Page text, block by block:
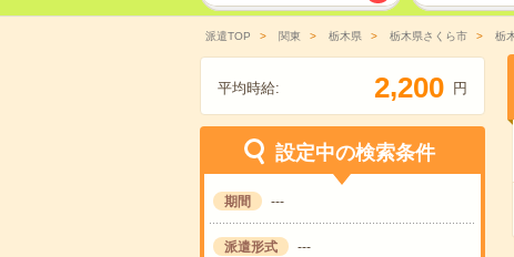
派遣TOP 関東 栃木県 栃木県さくら市 栃
平均時給: 2,200 円
設定中の検索条件
期間 ---
派遣形式 ---